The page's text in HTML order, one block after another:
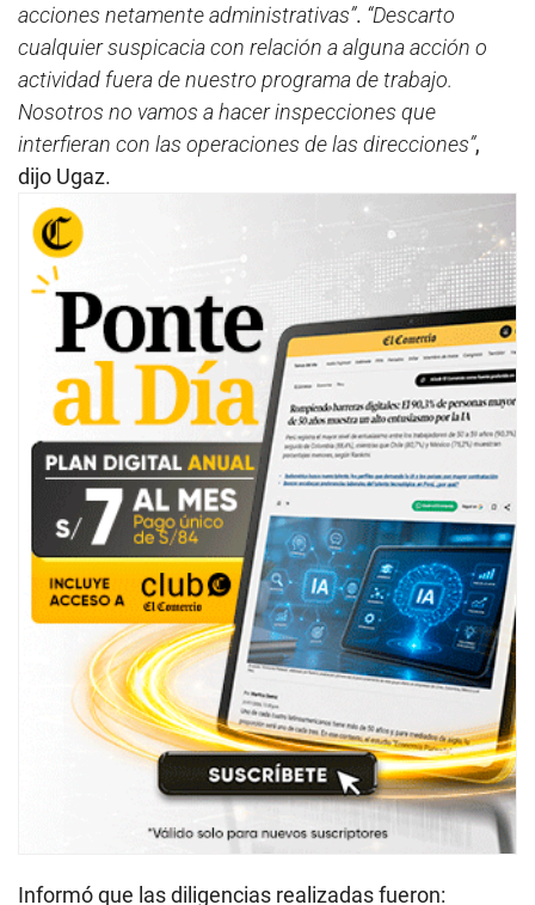
acciones netamente administrativas”. “Descarto
cualquier suspicacia con relación a alguna acción o
actividad fuera de nuestro programa de trabajo.
Nosotros no vamos a hacer inspecciones que
interfieran con las operaciones de las direcciones”,
dijo Ugaz.
Informó que las diligencias realizadas fueron: